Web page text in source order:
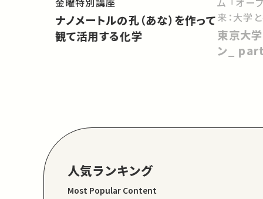
ナノメートルの孔（あな）を作って
観て活用する化学
来：大学
向けて」
東京大
ン_
人気ランキング
Most Popular Content